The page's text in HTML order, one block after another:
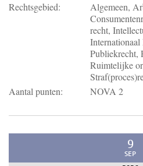
Rechtsgebied:
Algemeen,
recht,
Internationaal
Publiekrecht,
Ruimtelijke
Aantal punten:
NOVA 2
9
SEP